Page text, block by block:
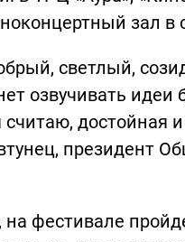
зал в
светлый,
озвучивать
достойная
президент
фестивале